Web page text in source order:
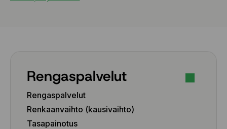
Rengaspalvelut
Rengaspalvelut
Renkaanvaihto (kausivaihto)
Tasapainotus